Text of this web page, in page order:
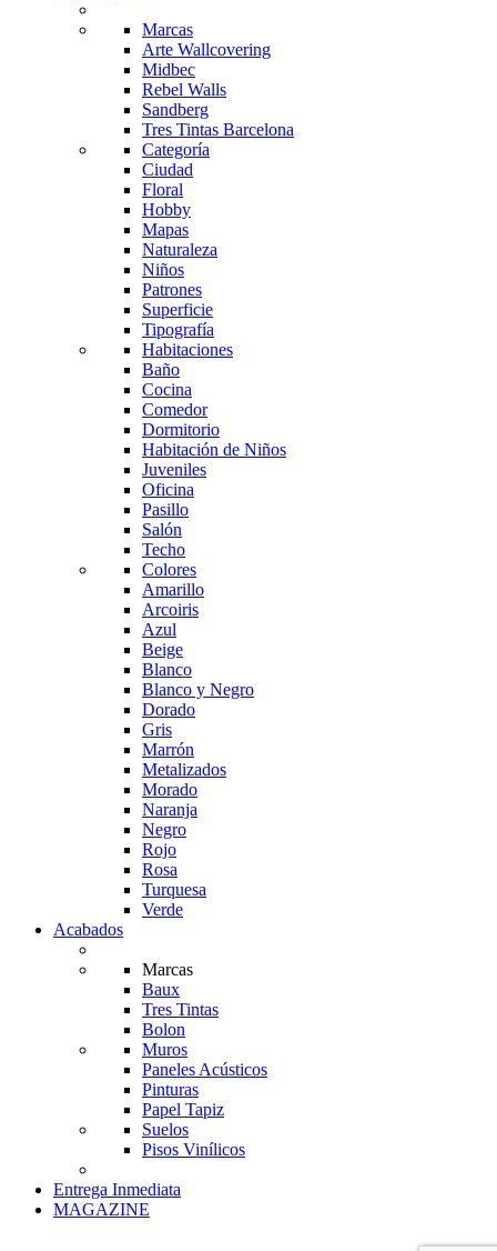
Marcas
Arte Wallcovering
Midbec
Rebel Walls
Sandberg
Tres Tintas Barcelona
Categoría
Ciudad
Floral
Hobby
Mapas
Naturaleza
Niños
Patrones
Superficie
Tipografía
Habitaciones
Baño
Cocina
Comedor
Dormitorio
Habitación de Niños
Juveniles
Oficina
Pasillo
Salón
Techo
Colores
Amarillo
Arcoiris
Azul
Beige
Blanco
Blanco y Negro
Dorado
Gris
Marrón
Metalizados
Morado
Naranja
Negro
Rojo
Rosa
Turquesa
Verde
Acabados
Marcas
Baux
Tres Tintas
Bolon
Muros
Paneles Acústicos
Pinturas
Papel Tapiz
Suelos
Pisos Vinílicos
Entrega Inmediata
MAGAZINE